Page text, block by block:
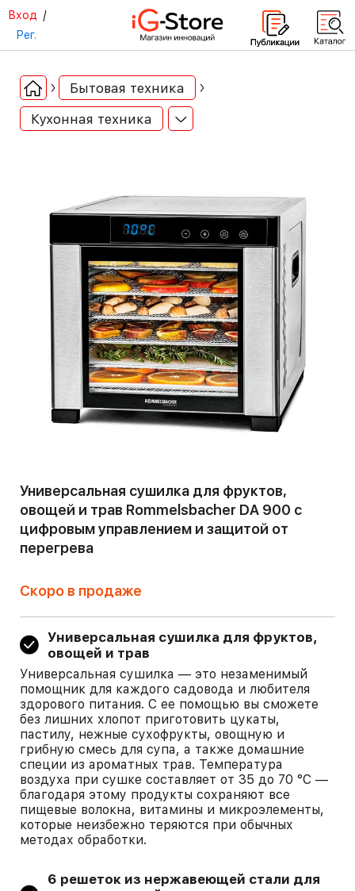
Вход /
Рег.
Бытовая техника
Кухонная техника
Универсальная сушилка для фруктов,
овощей и трав Rommelsbacher DA 900 с
цифровым управлением и защитой от
перегрева
Скоро в продаже
Универсальная сушилка для фруктов,
овощей и трав
Универсальная сушилка — это незаменимый
помощник для каждого садовода и любителя
здорового питания. С ее помощью вы сможете
без лишних хлопот приготовить цукаты,
пастилу, нежные сухофрукты, овощную и
грибную смесь для супа, а также домашние
специи из ароматных трав. Температура
воздуха при сушке составляет от 35 до 70 °C —
благодаря этому продукты сохраняют все
пищевые волокна, витамины и микроэлементы,
которые неизбежно теряются при обычных
методах обработки.
6 решеток из нержавеющей стали для